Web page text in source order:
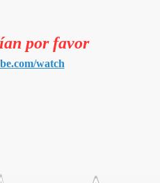
por favor
watch